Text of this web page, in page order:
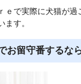
ｅで実際に犬猫が
ます。
お留守番するな